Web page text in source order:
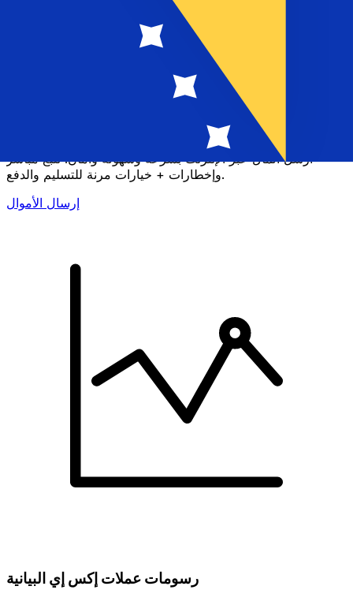
إكس إي (Xe) لتحويلات الأموال الدولية
أرسل المال عبر الإنترنت بسرعة وسهولة وأمان. تتبع مباشر
وإخطارات + خيارات مرنة للتسليم والدفع.
إرسال الأموال
رسومات عملات إكس إي البيانية